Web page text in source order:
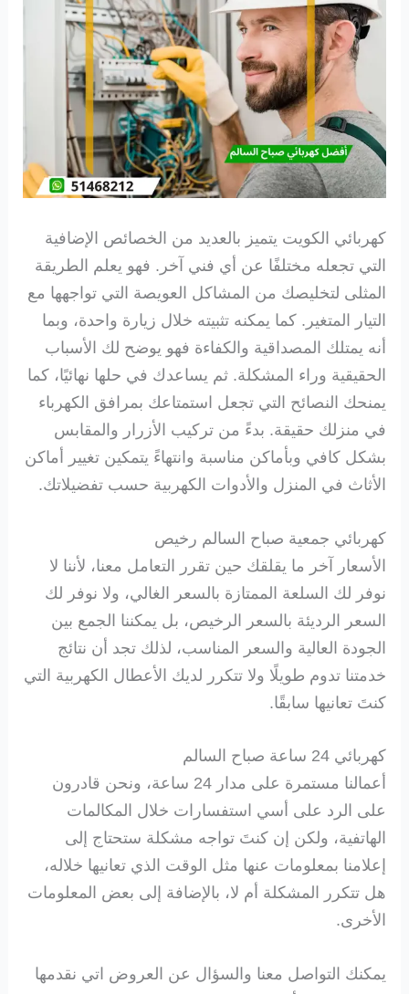
كهربائي الكويت يتميز بالعديد من الخصائص الإضافية
التي تجعله مختلفًا عن أي فني آخر. فهو يعلم الطريقة
المثلى لتخليصك من المشاكل العويصة التي تواجهها مع
التيار المتغير. كما يمكنه تثبيته خلال زيارة واحدة، وبما
أنه يمتلك المصداقية والكفاءة فهو يوضح لك الأسباب
الحقيقية وراء المشكلة. ثم يساعدك في حلها نهائيًا، كما
يمنحك النصائح التي تجعل استمتاعك بمرافق الكهرباء
في منزلك حقيقة. بدءً من تركيب الأزرار والمقابس
بشكل كافي وبأماكن مناسبة وانتهاءً يتمكين تغيير أماكن
الأثاث في المنزل والأدوات الكهربية حسب تفضيلاتك.
كهربائي جمعية صباح السالم رخيص
الأسعار آخر ما يقلقك حين تقرر التعامل معنا، لأننا لا
نوفر لك السلعة الممتازة بالسعر الغالي، ولا نوفر لك
السعر الرديئة بالسعر الرخيص، بل يمكننا الجمع بين
الجودة العالية والسعر المناسب، لذلك تجد أن نتائج
خدمتنا تدوم طويلًا ولا تتكرر لديك الأعطال الكهربية التي
كنتَ تعانيها سابقًا.
كهربائي 24 ساعة صباح السالم
أعمالنا مستمرة على مدار 24 ساعة، ونحن قادرون
على الرد على أسي استفسارات خلال المكالمات
الهاتفية، ولكن إن كنتَ تواجه مشكلة ستحتاج إلى
إعلامنا بمعلومات عنها مثل الوقت الذي تعانيها خلاله،
هل تتكرر المشكلة أم لا، بالإضافة إلى بعض المعلومات
الأخرى.
يمكنك التواصل معنا والسؤال عن العروض اتي نقدمها